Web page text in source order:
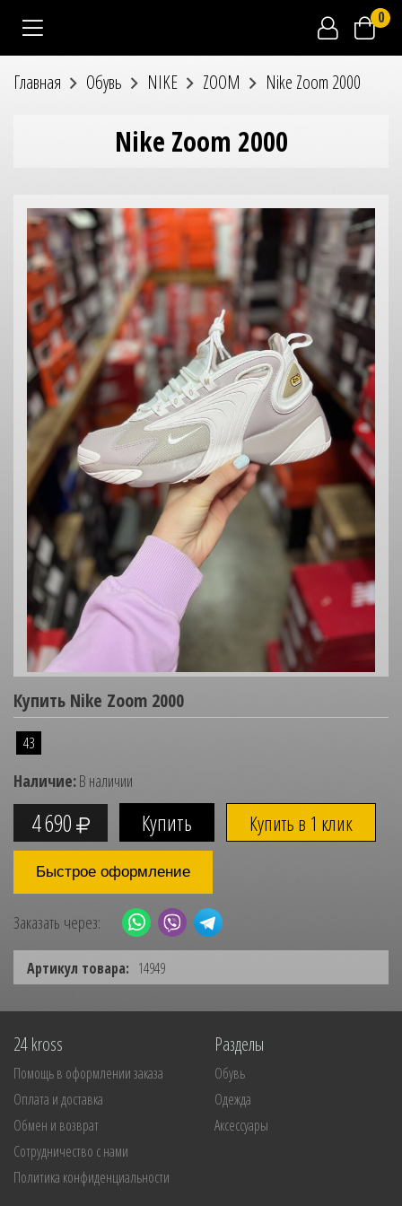
0
Главная Обувь NIKE ZOOM Nike Zoom 2000
Nike Zoom 2000
Купить Nike Zoom 2000
43
Наличие:В наличии
4 690 Купить в 1 клик
Быстрое оформление
Заказать через:
Артикул товара: 14949
24 kross
Помощь в оформлении заказа
Оплата и доставка
Обмен и возврат
Сотрудничество с нами
Политика конфиденциальности
Разделы
Обувь
Одежда
Аксессуары